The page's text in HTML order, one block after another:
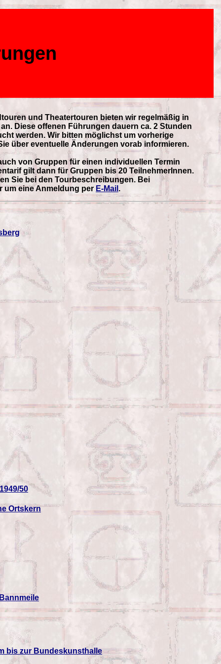
und Theatertouren bieten wir regelmäßig in
Diese offenen Führungen dauern ca. 2 Stunden
werden. Wir bitten möglichst um vorherige
über eventuelle Änderungen vorab informieren.
von Gruppen für einen individuellen Termin
gilt dann für Gruppen bis 20 TeilnehmerInnen.
Sie bei den Tourbeschreibungen. Bei
um eine Anmeldung per E-Mail .
50
Ortskern
bis zur Bundeskunsthalle